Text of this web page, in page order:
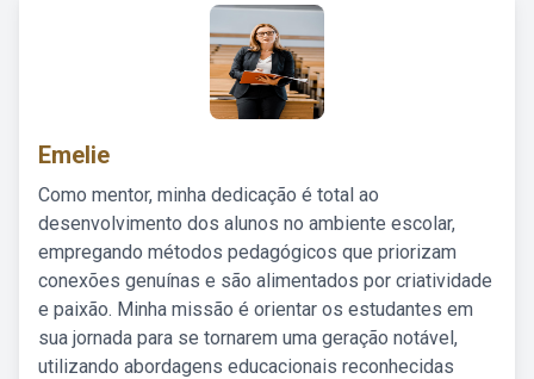
Emelie
Como mentor, minha dedicação é total ao
desenvolvimento dos alunos no ambiente escolar,
empregando métodos pedagógicos que priorizam
conexões genuínas e são alimentados por criatividade
e paixão. Minha missão é orientar os estudantes em
sua jornada para se tornarem uma geração notável,
utilizando abordagens educacionais reconhecidas